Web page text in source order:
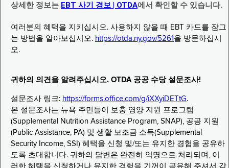
상세한 정보는 EBT 사기 경보 | OTDA에서 확인할 수 있습니다.
여러분의 혜택을 지키십시오. 사용하지 않을 때 EBT 카드를 잠그
는 방법을 알아보십시오. https://otda.ny.gov/5261 을 방문하십시
오.
귀하의 의견을 알려주십시오. OTDA 공공 수당 설문조사!
설문조사 링크: https://forms.office.com/g/iXXyiDETtG.
본 설문조사는 뉴욕 주민들이 보충 영양 지원 프로그램
(Supplemental Nutrition Assistance Program, SNAP), 공공 지원
(Public Assistance, PA) 및 생활 보조금 소득(Supplemental
Security Income, SSI) 혜택을 신청 및/또는 유지한 경험을 공유하
도록 초대합니다. 귀하의 답변은 완전히 익명으로 처리되며, 이
러한 혜택을 신청하거나 유지한 경험을 기꺼이 공유해 주셔서 감